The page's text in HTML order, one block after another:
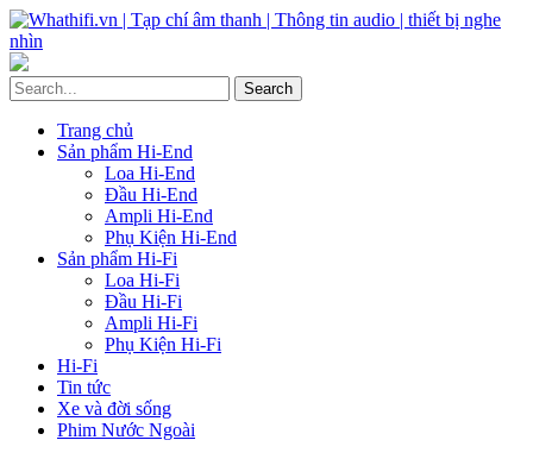
Trang chủ
Sản phẩm Hi-End
Loa Hi-End
Đầu Hi-End
Ampli Hi-End
Phụ Kiện Hi-End
Sản phẩm Hi-Fi
Loa Hi-Fi
Đầu Hi-Fi
Ampli Hi-Fi
Phụ Kiện Hi-Fi
Hi-Fi
Tin tức
Xe và đời sống
Phim Nước Ngoài